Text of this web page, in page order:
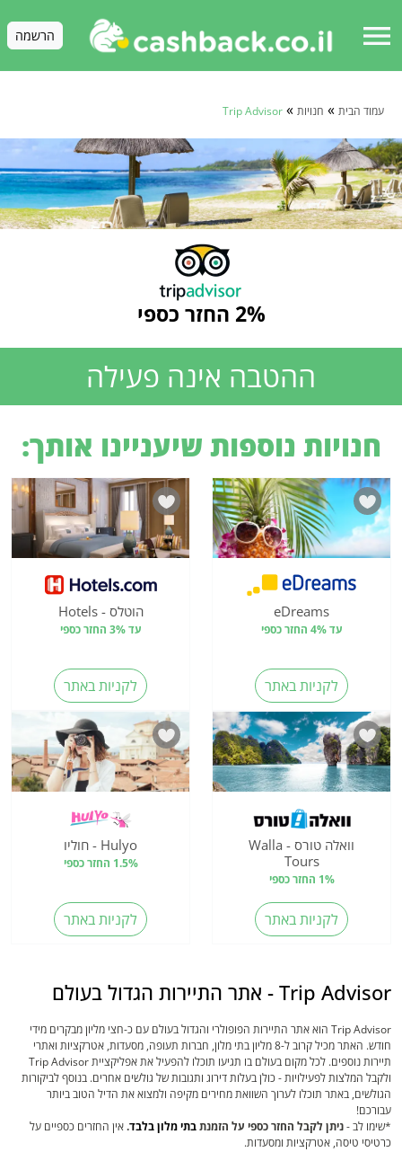
menu הרשמה
עמוד הבית » חנויות »
Trip Advisor
2% החזר כספי
ההטבה אינה פעילה
חנויות נוספות שיעניינו אותך:
eDreams
עד 4% החזר כספי
לקניות באתר
הוטלס - Hotels
עד 3% החזר כספי
לקניות באתר
וואלה טורס - Walla
Tours
1% החזר כספי
לקניות באתר
Hulyo - חוליו
1.5% החזר כספי
לקניות באתר
Trip Advisor - אתר התיירות הגדול בעולם
Trip Advisor הוא אתר התיירות הפופולרי והגדול בעולם עם כ-חצי מליון מבקרים מידי
חודש. האתר מכיל קרוב ל-8 מליון בתי מלון, חברות תעופה, מסעדות, אטרקציות ואתרי
תיירות נוספים. לכל מקום בעולם בו תגיעו תוכלו להפעיל את אפליקציית Trip Advisor
ולקבל המלצות לפעילויות - כולן בעלות דירוג ותגובות של גולשים אחרים. בנוסף לביקורות
הגולשים, באתר תוכלו לערוך השוואת מחירים מקיפה ולמצוא את הדיל הטוב ביותר
עבורכם!
*שימו לב -ניתן לקבל החזר כספי על הזמנתבתי מלון בלבד.אין החזרים כספיים על
כרטיסי טיסה, אטרקציות ומסעדות.